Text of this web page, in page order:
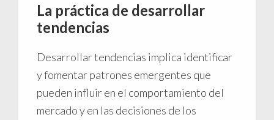
La práctica de desarrollar
tendencias
Desarrollar tendencias implica identificar
y fomentar patrones emergentes que
pueden influir en el comportamiento del
mercado y en las decisiones de los